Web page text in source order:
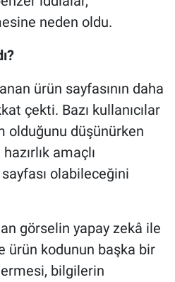
neden oldu.
ürün sayfasının daha
çekti. Bazı kullanıcılar
olduğunu düşünürken
amaçlı
olabileceğini
görselin yapay zekâ ile
ürün kodunun başka bir
bilgilerin